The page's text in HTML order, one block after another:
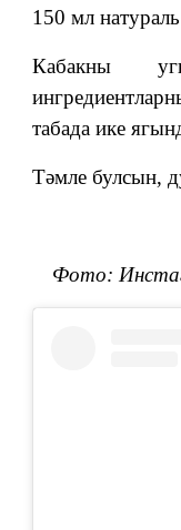
150 мл
Кабакны
табада ике
Тәмле булсын,
Фото: